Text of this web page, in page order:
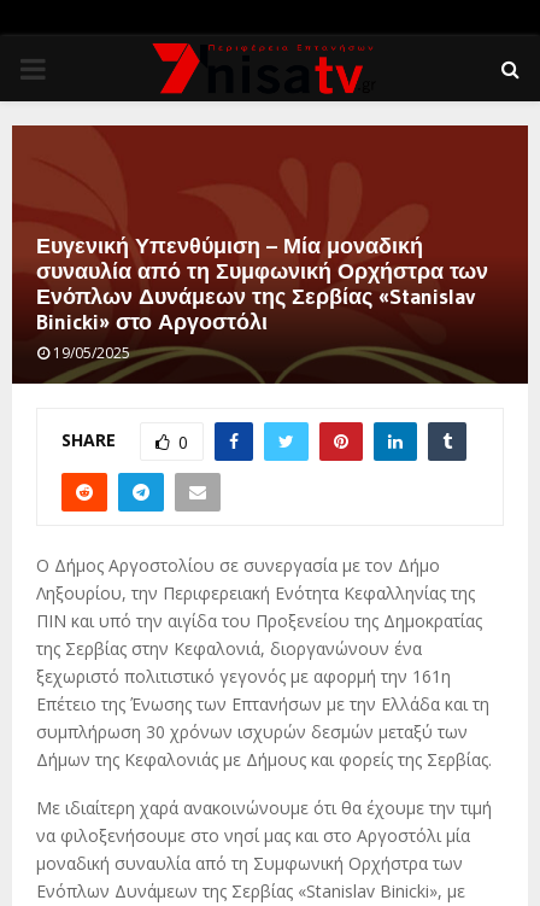
PRIMARY
MENU
Ευγενική Υπενθύμιση – Μία μοναδική
συναυλία από τη Συμφωνική Ορχήστρα των
Ενόπλων Δυνάμεων της Σερβίας «Stanislav
Binicki» στο Αργοστόλι
19/05/2025
SHARE 0
Ο Δήμος Αργοστολίου σε συνεργασία με τον Δήμο
Ληξουρίου, την Περιφερειακή Ενότητα Κεφαλληνίας της
ΠΙΝ και υπό την αιγίδα του Προξενείου της Δημοκρατίας
της Σερβίας στην Κεφαλονιά, διοργανώνουν ένα
ξεχωριστό πολιτιστικό γεγονός με αφορμή την 161η
Επέτειο της Ένωσης των Επτανήσων με την Ελλάδα και τη
συμπλήρωση 30 χρόνων ισχυρών δεσμών μεταξύ των
Δήμων της Κεφαλονιάς με Δήμους και φορείς της Σερβίας.
Με ιδιαίτερη χαρά ανακοινώνουμε ότι θα έχουμε την τιμή
να φιλοξενήσουμε στο νησί μας και στο Αργοστόλι μία
μοναδική συναυλία από τη Συμφωνική Ορχήστρα των
Ενόπλων Δυνάμεων της Σερβίας «Stanislav Binicki», με